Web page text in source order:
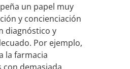
un papel muy
y concienciación
diagnóstico y
Por ejemplo,
la farmacia